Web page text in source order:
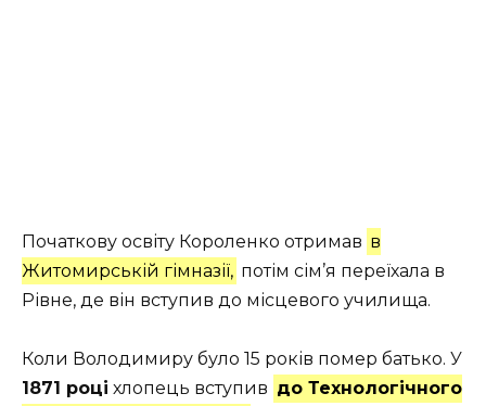
Початкову освіту Короленко отримав в
Житомирській гімназії, потім сім’я переїхала в
Рівне, де він вступив до місцевого училища.
Коли Володимиру було 15 років помер батько. У
1871 році хлопець вступив до Технологічного